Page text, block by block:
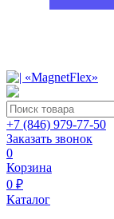
+7 (846) 979-77-50
Заказать звонок
0
Корзина
0 ₽
Каталог